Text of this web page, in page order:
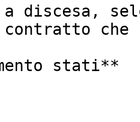
a discesa,
che
stati**